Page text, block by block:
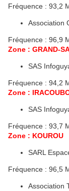
Fréquence : 93,2
Association
Fréquence : 96,9
Zone : GRAND-
SAS
Fréquence : 94,2
Zone :
SAS
Fréquence : 93,7
Zone : KOUROU
SARL
Fréquence : 96,5
Association